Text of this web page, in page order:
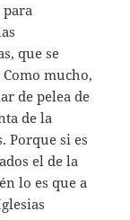
para
que se
mucho,
de pelea de
de la
Porque si es
el de la
lo es que a